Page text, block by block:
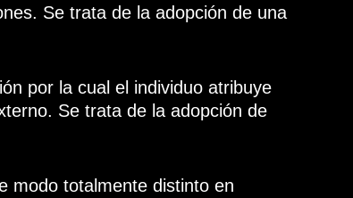
Se trata de la adopción de una
por la cual el individuo atribuye
Se trata de la adopción de
modo totalmente distinto en